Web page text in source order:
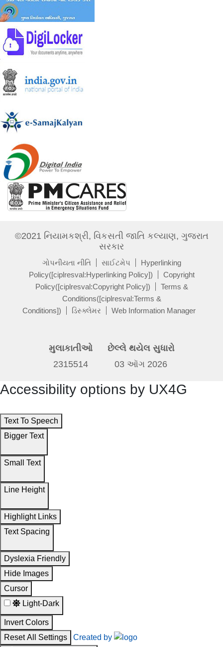
©2021 નિયામકશ્રી, વિકસતી જાતિ કલ્યાણ, ગુજરાત
સરકાર
ગોપનીયતા નીતિ સાઈટમેપ
Hyperlinking
Policy([ciplresval:Hyperlinking Policy])
Copyright
Policy([ciplresval:Copyright Policy])
Terms &
Conditions([ciplresval:Terms &
Conditions])
ડિસ્ક્લેમર Web Information Manager
મુલાકાતીઓ
2315514
છેલ્લે થયેલ સુધારો
03 ઑગ 2026
Accessibility options by UX4G
Text To Speech
Bigger Text
Small Text
Line Height
Highlight Links
Text Spacing
Dyslexia Friendly
Hide Images
Cursor
Light-Dark
Invert Colors
Reset All Settings
Created by